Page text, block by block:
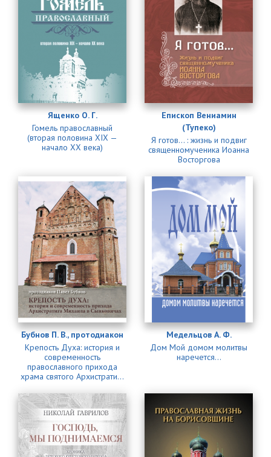
Ященко О. Г.
Гомель православный
(вторая половина XIX —
начало XX века)
Епископ Вениамин
(Тупеко)
Я готов... : жизнь и подвиг
священномученика Иоанна
Восторгова
Бубнов П. В., протодиакон
Крепость Духа: история и
современность
православного прихода
храма святого Архистрати...
Медельцов А. Ф.
Дом Мой домом молитвы
наречется...